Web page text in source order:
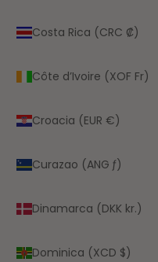
Costa Rica (CRC ₡)
Côte d’Ivoire (XOF Fr)
Croacia (EUR €)
Curazao (ANG ƒ)
Dinamarca (DKK kr.)
Dominica (XCD $)